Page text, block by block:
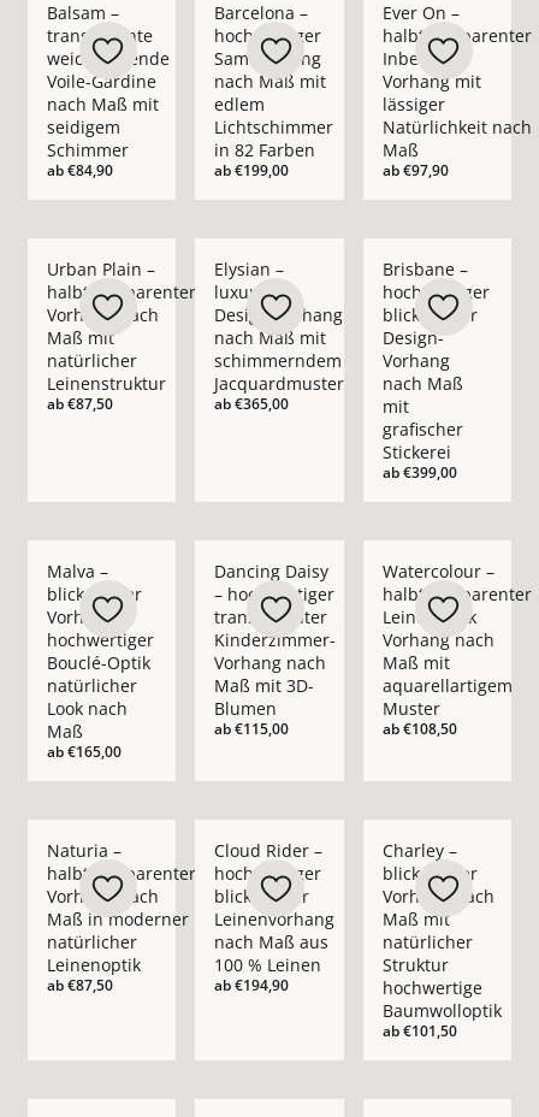
Balsam –
transparente
weichfließende
Voile-Gardine
nach Maß mit
seidigem
Schimmer
ab€84,90
Barcelona –
hochwertiger
Samtvorhang
nach Maß mit
edlem
Lichtschimmer
in 82 Farben
ab€199,00
Ever On –
halbtransparenter
Inbetween
Vorhang mit
lässiger
Natürlichkeit nach
Maß
ab€97,90
Urban Plain –
halbtransparenter
Vorhang nach
Maß mit
natürlicher
Leinenstruktur
ab€87,50
Elysian –
luxuriöser
Design-Vorhang
nach Maß mit
schimmerndem
Jacquardmuster
ab€365,00
Brisbane –
hochwertiger
blickdichter
Design-
Vorhang
nach Maß
mit
grafischer
Stickerei
ab€399,00
Malva –
blickdichter
Vorhang in
hochwertiger
Bouclé-Optik
natürlicher
Look nach
Maß
ab€165,00
Dancing Daisy
– hochwertiger
transparenter
Kinderzimmer-
Vorhang nach
Maß mit 3D-
Blumen
ab€115,00
Watercolour –
halbtransparenter
Leinenoptik
Vorhang nach
Maß mit
aquarellartigem
Muster
ab€108,50
Naturia –
halbtransparenter
Vorhang nach
Maß in moderner
natürlicher
Leinenoptik
ab€87,50
Cloud Rider –
hochwertiger
blickdichter
Leinenvorhang
nach Maß aus
100 % Leinen
ab€194,90
Charley –
blickdichter
Vorhang nach
Maß mit
natürlicher
Struktur
hochwertige
Baumwolloptik
ab€101,50